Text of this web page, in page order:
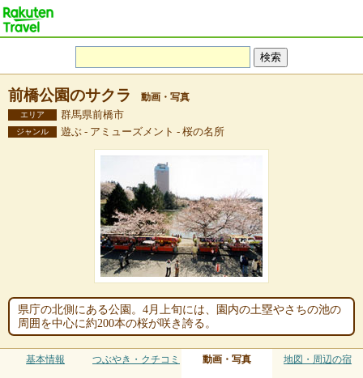
前橋公園のサクラ 動画・写真
エリア 群馬県前橋市
ジャンル 遊ぶ - アミューズメント - 桜の名所
県庁の北側にある公園。4月上旬には、園内の土塁やさちの池の
周囲を中心に約200本の桜が咲き誇る。
基本情報 つぶやき・クチコミ 動画・写真 地図・周辺の宿